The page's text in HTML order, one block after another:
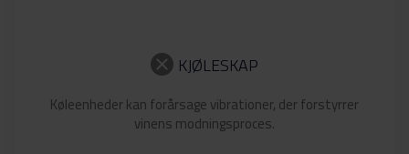
KJØLESKAP
Køleenheder kan forårsage vibrationer, der forstyrrer
vinens modningsproces.